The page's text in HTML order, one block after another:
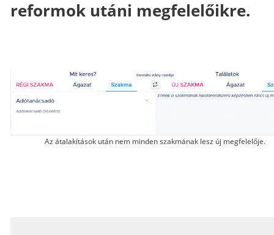
reformok utáni megfelelőikre.
Az átalakítások után nem minden szakmának lesz új megfelelője.